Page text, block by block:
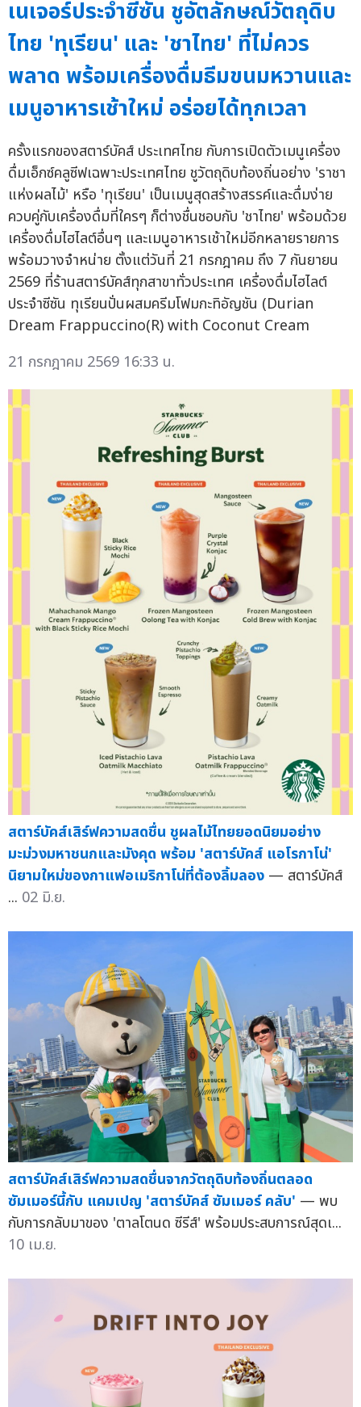
เนเจอร์ประจำซีซัน ชูอัตลักษณ์วัตถุดิบ
ไทย 'ทุเรียน' และ 'ชาไทย' ที่ไม่ควร
พลาด พร้อมเครื่องดื่มธีมขนมหวานและ
เมนูอาหารเช้าใหม่ อร่อยได้ทุกเวลา
ครั้งแรกของสตาร์บัคส์ ประเทศไทย กับการเปิดตัวเมนูเครื่อง
ดื่มเอ็กซ์คลูซีฟเฉพาะประเทศไทย ชูวัตถุดิบท้องถิ่นอย่าง 'ราชา
แห่งผลไม้' หรือ 'ทุเรียน' เป็นเมนูสุดสร้างสรรค์และดื่มง่าย
ควบคู่กับเครื่องดื่มที่ใครๆ ก็ต่างชื่นชอบกับ 'ชาไทย' พร้อมด้วย
เครื่องดื่มไฮไลต์อื่นๆ และเมนูอาหารเช้าใหม่อีกหลายรายการ
พร้อมวางจำหน่าย ตั้งแต่วันที่ 21 กรกฎาคม ถึง 7 กันยายน
2569 ที่ร้านสตาร์บัคส์ทุกสาขาทั่วประเทศ เครื่องดื่มไฮไลต์
ประจำซีซัน ทุเรียนปั่นผสมครีมโฟมกะทิอัญชัน (Durian
Dream Frappuccino(R) with Coconut Cream
21 กรกฎาคม 2569 16:33 น.
สตาร์บัคส์เสิร์ฟความสดชื่น ชูผลไม้ไทยยอดนิยมอย่าง
มะม่วงมหาชนกและมังคุด พร้อม 'สตาร์บัคส์ แอโรกาโน่'
นิยามใหม่ของกาแฟอเมริกาโน่ที่ต้องลิ้มลอง — สตาร์บัคส์
... 02 มิ.ย.
สตาร์บัคส์เสิร์ฟความสดชื่นจากวัตถุดิบท้องถิ่นตลอด
ซัมเมอร์นี้กับ แคมเปญ 'สตาร์บัคส์ ซัมเมอร์ คลับ' — พบ
กับการกลับมาของ 'ตาลโตนด ซีรีส์' พร้อมประสบการณ์สุดเ...
10 เม.ย.